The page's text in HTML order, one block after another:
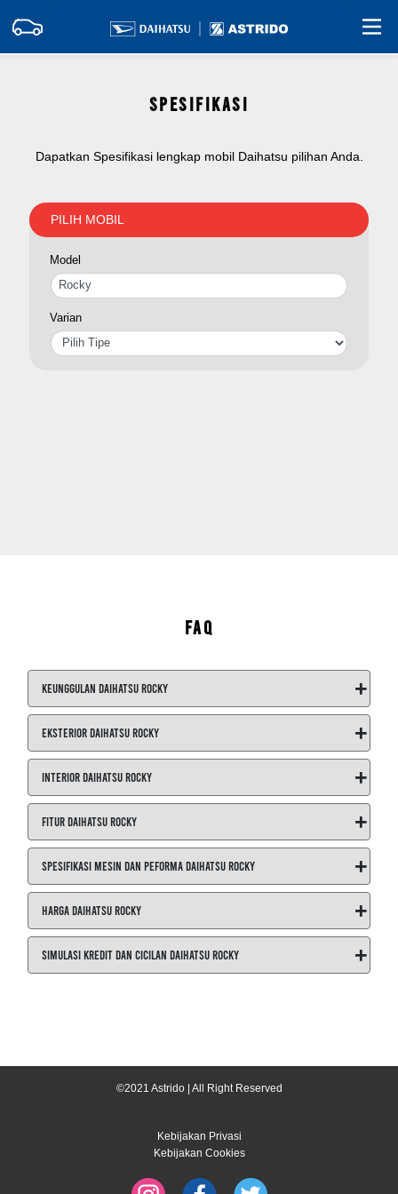
SPESIFIKASI
Dapatkan Spesifikasi lengkap mobil Daihatsu pilihan Anda.
PILIH MOBIL
Model
Varian
FAQ
Keunggulan Daihatsu Rocky +
Eksterior Daihatsu Rocky +
Interior Daihatsu Rocky +
Fitur Daihatsu Rocky +
Spesifikasi Mesin dan Peforma Daihatsu Rocky +
Harga Daihatsu Rocky +
Simulasi Kredit dan Cicilan Daihatsu Rocky +
©2021 Astrido | All Right Reserved
Kebijakan Privasi
Kebijakan Cookies